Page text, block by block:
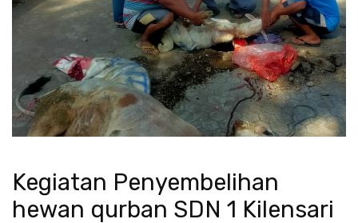
Kegiatan Penyembelihan
hewan qurban SDN 1 Kilensari